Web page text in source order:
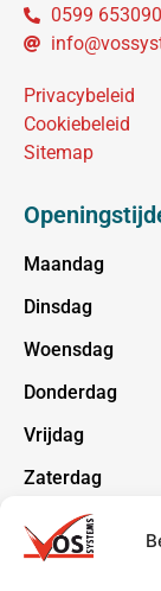
0599 653090
Privacybeleid
Cookiebeleid
Sitemap
Maandag
Dinsdag
Woensdag
Donderdag
Vrijdag
Zaterdag
Zondag